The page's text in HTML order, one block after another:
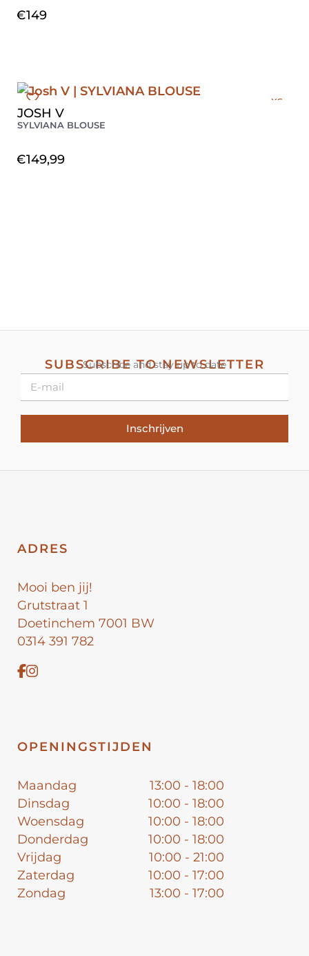
€149
JOSH V
SYLVIANA BLOUSE
€149,99
XS
SUBSCRIBE TO NEWSLETTER
Subscribe and stay up to date
Inschrijven
ADRES
Mooi ben jij!
Grutstraat 1
Doetinchem 7001 BW
0314 391 782
OPENINGSTIJDEN
Maandag
13:00 - 18:00
Dinsdag
10:00 - 18:00
Woensdag
10:00 - 18:00
Donderdag
10:00 - 18:00
Vrijdag
10:00 - 21:00
Zaterdag
10:00 - 17:00
Zondag
13:00 - 17:00